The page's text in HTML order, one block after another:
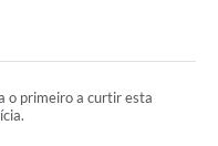
o primeiro a curtir esta